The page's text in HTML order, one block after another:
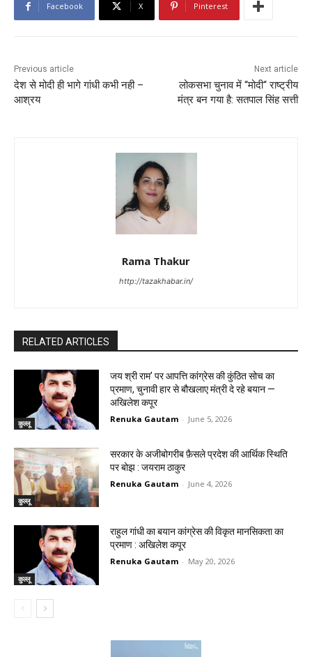
Facebook X Pinterest
Previous article
देश से मोदी ही भागे गांधी कभी नही –
आश्रय
Next article
लोकसभा चुनाव में “मोदी“ राष्ट्रीय
मंत्र बन गया है: सतपाल सिंह सत्ती
Rama Thakur
http://tazakhabar.in/
RELATED ARTICLES
कुल्लू
जय श्री राम’ पर आपत्ति कांग्रेस की कुंठित सोच का
प्रमाण, चुनावी हार से बौखलाए मंत्री दे रहे बयान —
अखिलेश कपूर
Renuka Gautam - June 5, 2026
कुल्लू
सरकार के अजीबोगरीब फ़ैसले प्रदेश की आर्थिक स्थिति
पर बोझ : जयराम ठाकुर
Renuka Gautam - June 4, 2026
कुल्लू
राहुल गांधी का बयान कांग्रेस की विकृत मानसिकता का
प्रमाण : अखिलेश कपूर
Renuka Gautam - May 20, 2026